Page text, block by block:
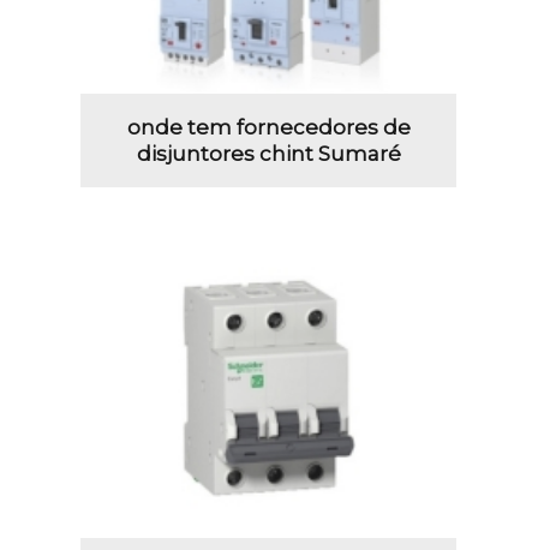
onde tem fornecedores de
disjuntores chint Sumaré